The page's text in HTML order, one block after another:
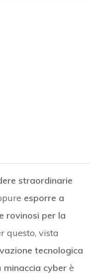
straordinarie
esporre a
rovinosi per la
questo, vista
tecnologica
minaccia cyberè